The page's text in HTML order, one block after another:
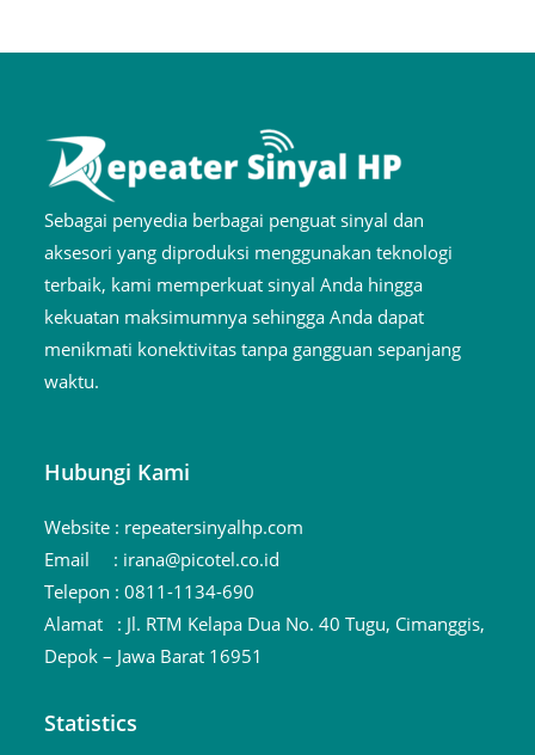
Sebagai penyedia berbagai penguat sinyal dan
aksesori yang diproduksi menggunakan teknologi
terbaik, kami memperkuat sinyal Anda hingga
kekuatan maksimumnya sehingga Anda dapat
menikmati konektivitas tanpa gangguan sepanjang
waktu.
Hubungi Kami
Website : repeatersinyalhp.com
Email : irana@picotel.co.id
Telepon :0811-1134-690
Alamat : Jl. RTM Kelapa Dua No. 40 Tugu, Cimanggis,
Depok – Jawa Barat 16951
Statistics